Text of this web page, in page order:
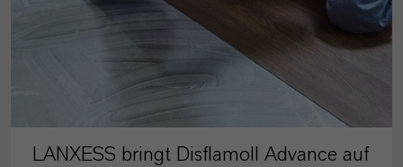
LANXESS bringt Disflamoll Advance auf